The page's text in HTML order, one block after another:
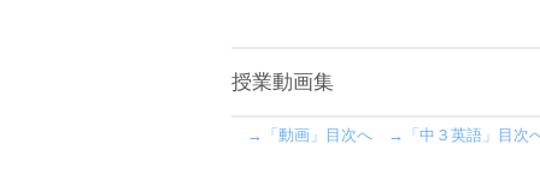
授業動画集
→「動画」目次へ →「中３英語」目次